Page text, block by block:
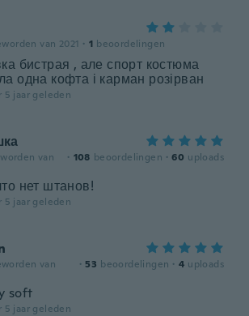
van 2021 · 1 beoordelingen
бистрая , але спорт костюма
одна кофта і карман розірван
5 jaar geleden
van
· 108 beoordelingen · 60 uploads
нет штанов!
5 jaar geleden
van
· 53 beoordelingen · 4 uploads
soft
5 jaar geleden